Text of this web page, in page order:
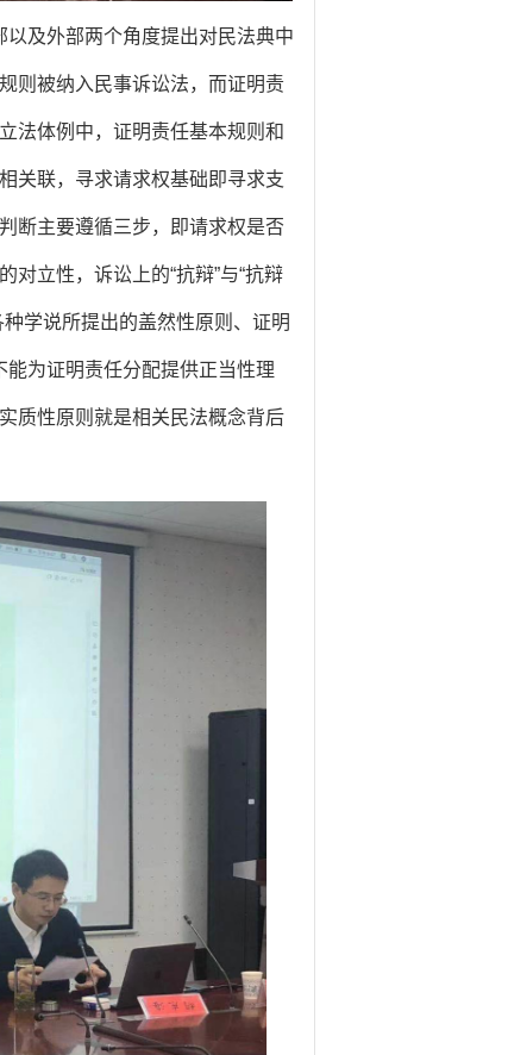
及外部两个角度提出对民法典中
则被纳入民事诉讼法，而证明责
法体例中，证明责任基本规则和
关联，寻求请求权基础即寻求支
断主要遵循三步，即请求权是否
立性，诉讼上的“抗辩”与“抗辩
学说所提出的盖然性原则、证明
为证明责任分配提供正当性理
质性原则就是相关民法概念背后